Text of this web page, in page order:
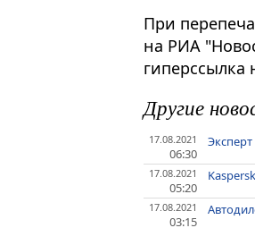
При
на РИА
гиперссылка
Другие
17.08.2021
06:30
17.08.2021
05:20
17.08.2021
03:15